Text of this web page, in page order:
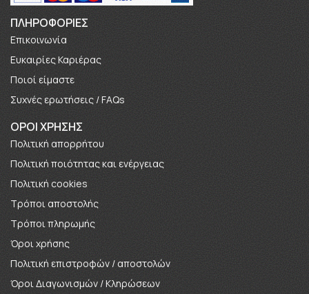
ΠΛΗΡΟΦΟΡΊΕΣ
Επικοινωνία
Ευκαιρίες Καριέρας
Πoιοί είμαστε
Συχνές ερωτήσεις / FAQs
ΟΡΟΙ ΧΡΗΣΗΣ
Πολιτική απορρήτου
Πολιτική ποιότητας και ενέργειας
Πολιτική cookies
Τρόποι αποστολής
Τρόποι πληρωμής
Όροι χρήσης
Πολιτική επιστροφών / αποστολών
Όροι Διαγωνισμών / Κληρώσεων